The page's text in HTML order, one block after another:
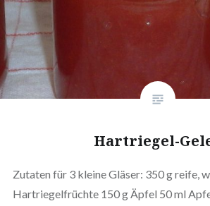
Hartriegel-
Zutaten für 3 kleine Gläser: 350 g reife,
Hartriegelfrüchte 150 g Äpfel 50 ml